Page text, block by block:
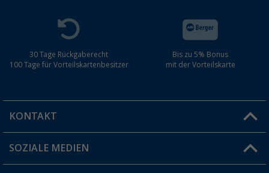
30 Tage Rückgaberecht
100 Tage für Vorteilskartenbesitzer
Bis zu 5% Bonus
mit der Vorteilskarte
KONTAKT
Du hast eine Frage?
SOZIALE MEDIEN